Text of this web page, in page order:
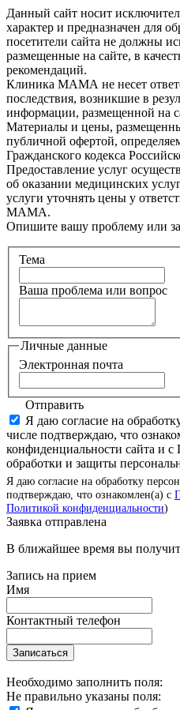
Данный сайт носит
характер и предназначен для
посетители сайта не должны
размещенные на сайте, в
рекомендаций.
Клиника МАМА не несет
последствия, возникшие в
информации, размещенной на
Материалы и цены,
публичной офертой,
Гражданского кодекса
Предоставление услуг
об оказании медицинских
услуги уточнять цены у
МАМА.
Опишите вашу проблему или
Тема
Ваша проблема или вопрос
Личные данные
Электронная почта
Отправить
Я даю согласие на
числе подтверждаю, что
конфиденциальности сайта и
обработки и защиты
Я даю согласие на обработку
подтверждаю, что ознакомлен(а) с
Политикой конфиденциальности)
Заявка отправлена
В ближайшее время вы
Запись на прием
Имя
Контактный телефон
Записаться
Необходимо заполнить поля:
Не правильно указаны поля: